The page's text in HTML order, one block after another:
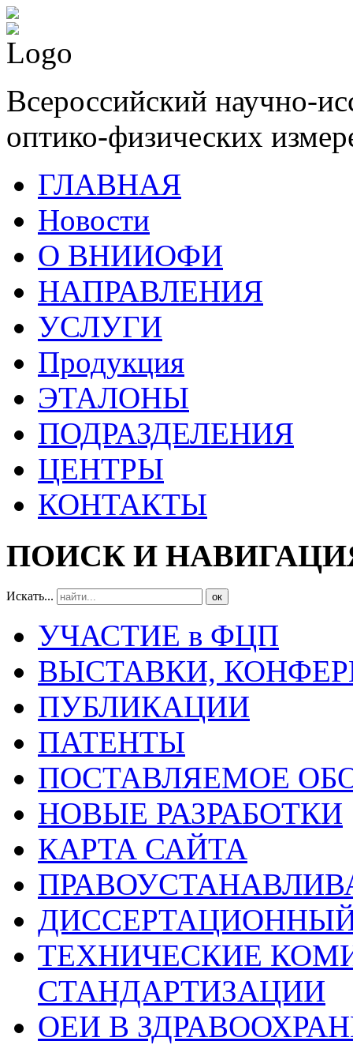
Всероссийский научно-
оптико-физических
ГЛАВНАЯ
Новости
О ВНИИОФИ
НАПРАВЛЕНИЯ
УСЛУГИ
Продукция
ЭТАЛОНЫ
ПОДРАЗДЕЛЕНИЯ
ЦЕНТРЫ
КОНТАКТЫ
ПОИСК И
Искать... ок
УЧАСТИЕ в ФЦП
ВЫСТАВКИ,
ПУБЛИКАЦИИ
ПАТЕНТЫ
ПОСТАВЛЯЕМОЕ
НОВЫЕ РАЗРАБОТКИ
КАРТА САЙТА
ТЕХНИЧЕСКИЕ
СТАНДАРТИЗАЦИИ
ОЕИ В